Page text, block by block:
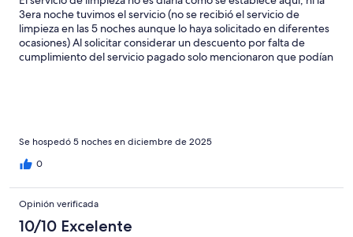
3era noche tuvimos el servicio (no se recibió el servicio de
limpieza en las 5 noches aunque lo haya solicitado en diferentes
ocasiones) Al solicitar considerar un descuento por falta de
cumplimiento del servicio pagado solo mencionaron que podían
desquita por los tours por lo que no es un gran plus, incluso
cenábamos en otros lugares Lo único respetable es la vista (si te
toca una buena habitación) y la ubicación (ambos los puedes
adquirir en otras opciones de alojamiento) hay otras buenas
opciones de alojamiento en la misma ubicación La atención del
personal muy básico e incluso una de ellas fue arrogante “haré lo
que este en mis manos ya que tendría que partirme para
Se hospedó 5 noches en diciembre de 2025
0
Opinión verificada
10/10 Excelente